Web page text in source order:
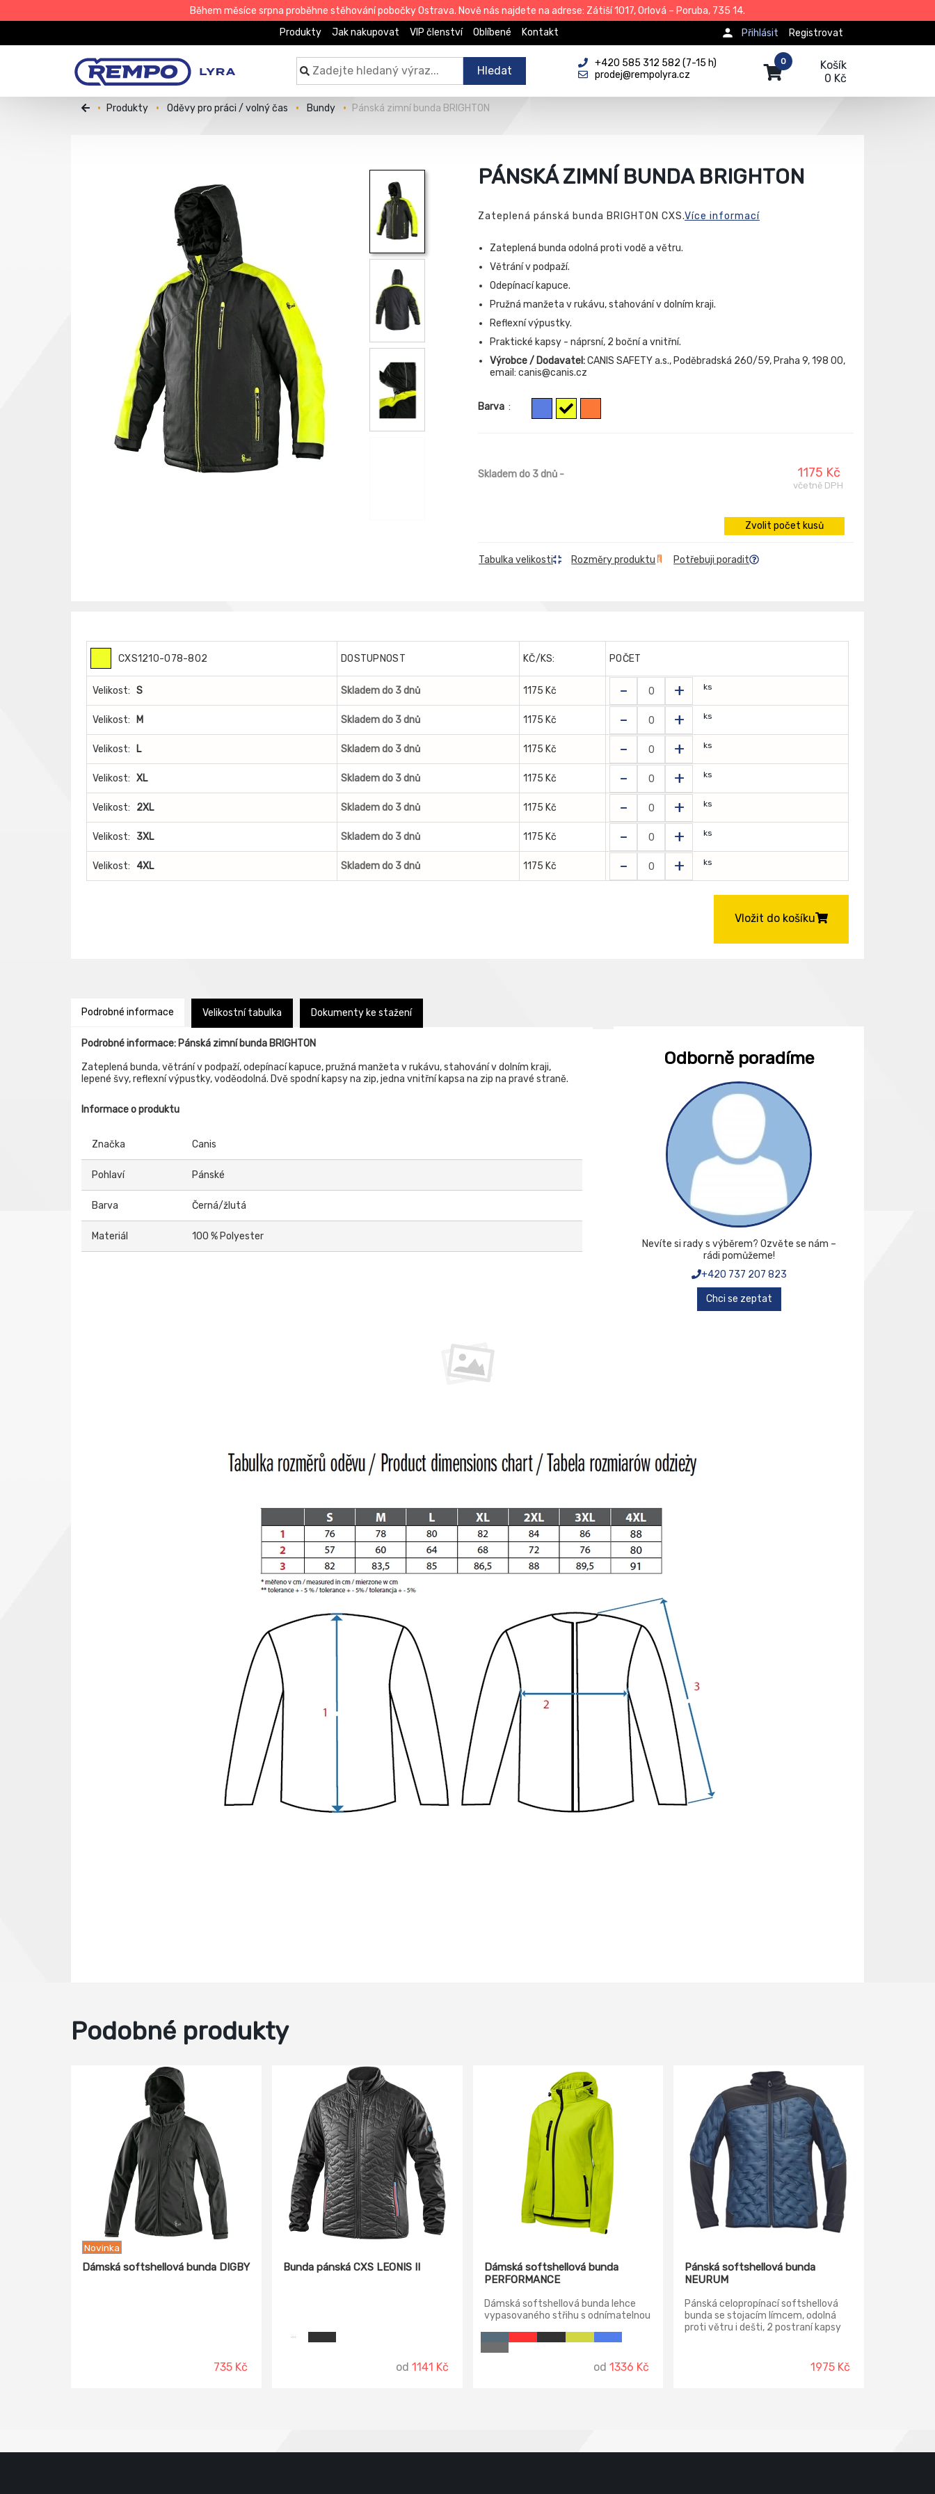
Během měsíce srpna proběhne stěhování pobočky Ostrava. Nově nás najdete na adrese: Zátiší 1017, Orlová – Poruba, 735 14.
Produkty
Jak nakupovat VIP členství Oblíbené Kontakt Registrovat
Přihlásit
Hledat
+420 585 312 582 (7-15 h)
prodej@rempolyra.cz
Košík
0 Kč
0
Produkty Oděvy pro práci / volný čas Bundy Pánská zimní bunda BRIGHTON
PÁNSKÁ ZIMNÍ BUNDA BRIGHTON
Zateplená pánská bunda BRIGHTON CXS.Více informací
Zateplená bunda odolná proti vodě a větru.
Větrání v podpaží.
Odepínací kapuce.
Pružná manžeta v rukávu, stahování v dolním kraji.
Reflexní výpustky.
Praktické kapsy - náprsní, 2 boční a vnitřní.
Výrobce / Dodavatel:CANIS SAFETY a.s., Poděbradská 260/59, Praha 9, 198 00,
email: canis@canis.cz
Barva :
Skladem do 3 dnů - 1175 Kč
včetně DPH
Zvolit počet kusů
Tabulka velikosti Rozměry produktu Potřebuji poradit
CXS1210-078-802 DOSTUPNOST KČ/KS: POČET
Velikost: S Skladem do 3 dnů 1175 Kč - + ks
Velikost: M Skladem do 3 dnů 1175 Kč - + ks
Velikost: L Skladem do 3 dnů 1175 Kč - + ks
Velikost: XL Skladem do 3 dnů 1175 Kč - + ks
Velikost: 2XL Skladem do 3 dnů 1175 Kč - + ks
Velikost: 3XL Skladem do 3 dnů 1175 Kč - + ks
Velikost: 4XL Skladem do 3 dnů 1175 Kč - + ks
Vložit do košíku
Podrobné informace Velikostní tabulka Dokumenty ke stažení
Podrobné informace: Pánská zimní bunda BRIGHTON
Zateplená bunda, větrání v podpaží, odepínací kapuce, pružná manžeta v rukávu, stahování v dolním kraji,
lepené švy, reflexní výpustky, voděodolná. Dvě spodní kapsy na zip, jedna vnitřní kapsa na zip na pravé straně.
Informace o produktu
Značka Canis
Pohlaví Pánské
Barva Černá/žlutá
Materiál 100 % Polyester
Odborně poradíme
Nevíte si rady s výběrem? Ozvěte se nám –
rádi pomůžeme!
+420 737 207 823
Chci se zeptat
Podobné produkty
Novinka
Dámská softshellová bunda DIGBY
735 Kč
Bunda pánská CXS LEONIS II
od 1141 Kč
Dámská softshellová bunda
PERFORMANCE
Dámská softshellová bunda lehce
vypasovaného střihu s odnímatelnou
od1336 Kč
Pánská softshellová bunda
NEURUM
Pánská celopropínací softshellová
bunda se stojacím límcem, odolná
proti větru i dešti, 2 postraní kapsy
obruba rukávů a pasu; v rukávech
1975 Kč